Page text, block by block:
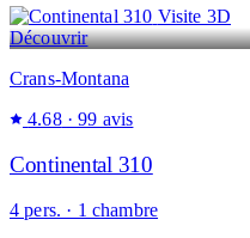
Visite 3D
Découvrir
Crans-Montana
4.68 · 99 avis
Continental 310
4 pers. · 1 chambre